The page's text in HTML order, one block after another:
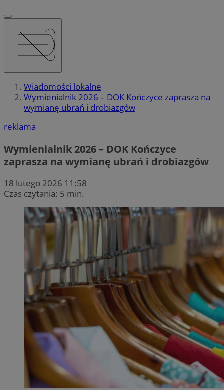
Wiadomości lokalne
Wymienialnik 2026 – DOK Kończyce zaprasza na
wymianę ubrań i drobiazgów
reklama
Wymienialnik 2026 – DOK Kończyce
zaprasza na wymianę ubrań i drobiazgów
18 lutego 2026 11:58
Czas czytania: 5 min.